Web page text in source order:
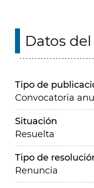
Datos
Tipo de
Convocatoria
Situación
Resuelta
Tipo de
Renuncia